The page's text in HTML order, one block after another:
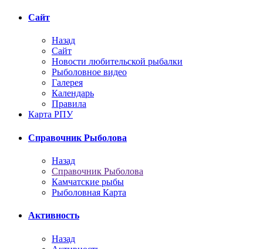
Сайт
Назад
Сайт
Новости любительской рыбалки
Рыболовное видео
Галерея
Календарь
Правила
Карта РПУ
Справочник Рыболова
Назад
Справочник Рыболова
Камчатские рыбы
Рыболовная Карта
Активность
Назад